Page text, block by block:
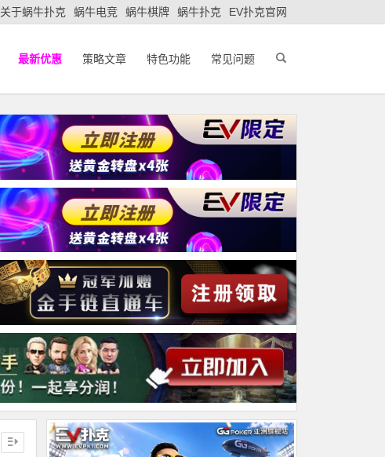
关于蜗牛扑克 蜗牛电竞 蜗牛棋牌 蜗牛扑克 EV扑克官网
最新优惠 策略文章 特色功能 常见问题